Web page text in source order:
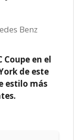
Benz
Coupe en el
de este
estilo más